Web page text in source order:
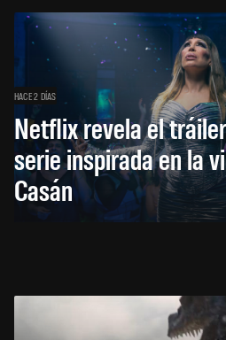
HACE 2 DÍAS
Netflix revela el
serie inspirada en la
Casán